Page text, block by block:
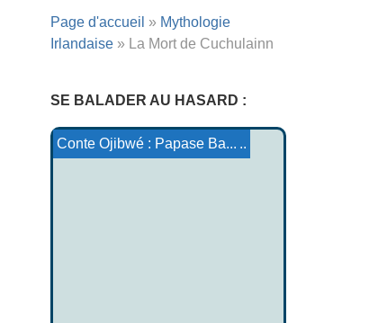
Page d'accueil » Mythologie
Irlandaise» La Mort de Cuchulainn
SE BALADER AU HASARD :
Conte Lakota : Brave Woma...
Le bourreau de Jean le Ba...
Le lamiña et la vieille
L'or de Dabeiba
Mythologie Minoenne
La veuve et son fils
Conte Ojibwé : Papase